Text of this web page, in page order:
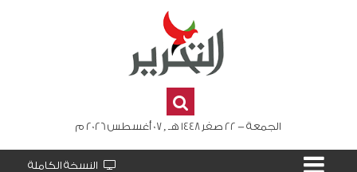
الجمعة - 22 صفر 1448 هـ , 07 أغسطس 2026 م
النسخة الكاملة